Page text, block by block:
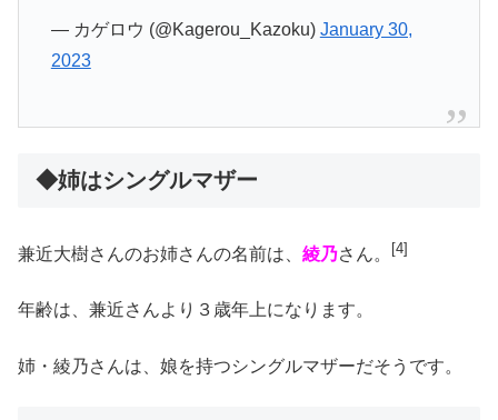
— カゲロウ (@Kagerou_Kazoku) January 30,
2023
◆姉はシングルマザー
兼近大樹さんのお姉さんの名前は、 綾乃さん。 [4]
年齢は、兼近さんより３歳年上になります。
姉・綾乃さんは、娘を持つシングルマザーだそうです。